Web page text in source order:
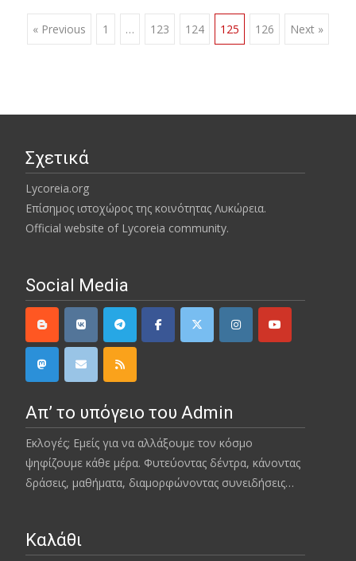
Posts
« Previous 1 … 123 124 125 126 Next »
Σχετικά
Lycoreia.org
Επίσημος ιστοχώρος της κοινότητας Λυκώρεια.
Official website of Lycoreia community.
Social Media
Απ’ το υπόγειο του Admin
Εκλογές; Εμείς για να αλλάξουμε τον κόσμο
ψηφίζουμε κάθε μέρα. Φυτεύοντας δέντρα, κάνοντας
δράσεις, μαθήματα, διαμορφώνοντας συνειδήσεις…
Καλάθι